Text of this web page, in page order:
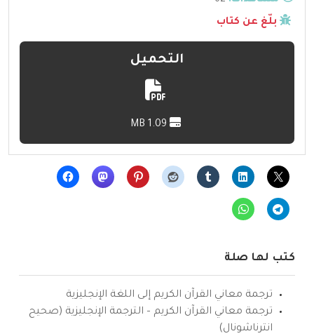
بلّغ عن كتاب
التحميل
كتب لها صلة
ترجمة معاني القرآن الكريم إلى اللغة الإنجليزية
ترجمة معاني القرآن الكريم – الترجمة الإنجليزية (صحيح
انترناشونال)